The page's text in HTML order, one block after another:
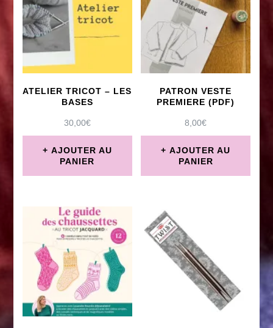
Les
options
être
choisies
la
page
du
plusieurs
variations.
Les
options
être
choisies
sur
la
ATELIER TRICOT – LES
BASES
30,00€
AJOUTER AU
PANIER
PATRON VESTE
PREMIERE (PDF)
8,00€
AJOUTER AU
PANIER